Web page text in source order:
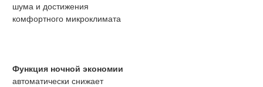
шума и достижения
комфортного микроклимата
Функция ночной экономии
автоматически снижает